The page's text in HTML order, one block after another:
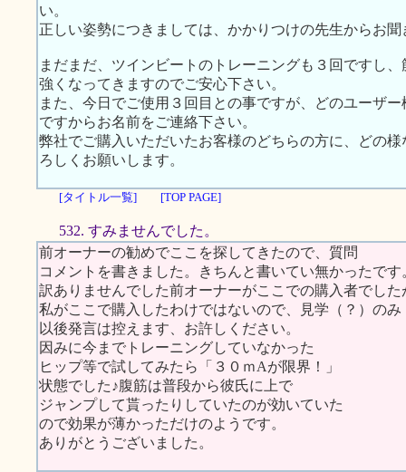
い。
正しい姿勢につきましては、かかりつけの先生からお
まだまだ、ツインビートのトレーニングも３回ですし
強くなってきますのでご安心下さい。
また、今日でご使用３回目との事ですが、どのユーザ
ですからお名前をご連絡下さい。
弊社でご購入いただいたお客様のどちらの方に、どの
ろしくお願いします。
[タイトル一覧] [TOP PAGE]
532. すみませんでした。
前オーナーの勧めでここを探してきたので、質問
コメントを書きました。きちんと書いてい無かったで
訳ありませんでした前オーナーがここでの購入者でした
私がここで購入したわけではないので、見学（？）のみ
以後発言は控えます、お許しください。
因みに今までトレーニングしていなかった
ヒップ等で試してみたら「３０ｍAが限界！」
状態でした♪腹筋は普段から彼氏に上で
ジャンプして貰ったりしていたのが効いていた
ので効果が薄かっただけのようです。
ありがとうございました。